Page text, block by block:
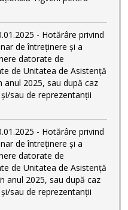
- Hotărâre privind
de întreținere și a
datorate de
de Unitatea de Asistență
anul 2025, sau după caz
sau de reprezentanții
- Hotărâre privind
de întreținere și a
datorate de
de Unitatea de Asistență
anul 2025, sau după caz
sau de reprezentanții